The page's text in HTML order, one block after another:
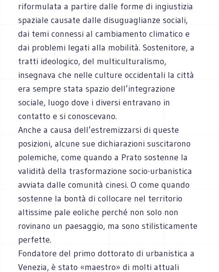
riformulata a partire dalle forme di ingiustizia
spaziale causate dalle disuguaglianze sociali,
dai temi connessi al cambiamento climatico e
dai problemi legati alla mobilità. Sostenitore, a
tratti ideologico, del multiculturalismo,
insegnava che nelle culture occidentali la città
era sempre stata spazio dell’integrazione
sociale, luogo dove i diversi entravano in
contatto e si conoscevano.
Anche a causa dell’estremizzarsi di queste
posizioni, alcune sue dichiarazioni suscitarono
polemiche, come quando a Prato sostenne la
validità della trasformazione socio-urbanistica
avviata dalle comunità cinesi. O come quando
sostenne la bontà di collocare nel territorio
altissime pale eoliche perché non solo non
rovinano un paesaggio, ma sono stilisticamente
perfette.
Fondatore del primo dottorato di urbanistica a
Venezia, è stato «maestro» di molti attuali